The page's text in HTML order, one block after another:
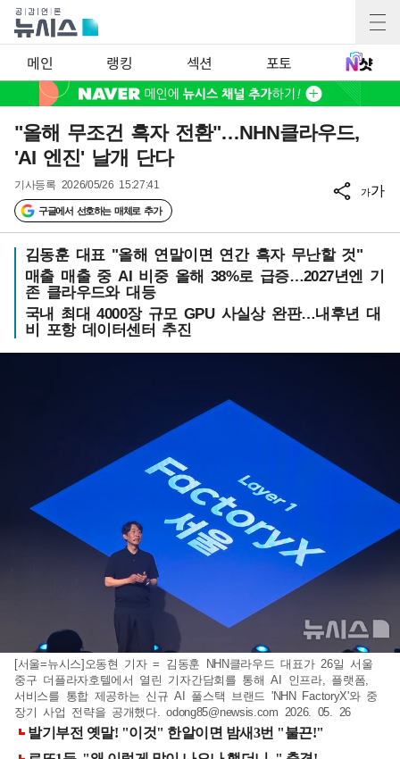
메인 랭킹 섹션 포토
"올해 무조건 흑자 전환"…NHN클라우드,
'AI 엔진' 날개 단다
기사등록 2026/05/26 15:27:41
구글에서 선호하는 매체로 추가
가가
김동훈 대표 "올해 연말이면 연간 흑자 무난할 것"
매출 매출 중 AI 비중 올해 38%로 급증…2027년엔 기
존 클라우드와 대등
국내 최대 4000장 규모 GPU 사실상 완판…내후년 대
비 포항 데이터센터 추진
[서울=뉴시스]오동현 기자 = 김동훈 NHN클라우드 대표가 26일 서울
중구 더플라자호텔에서 열린 기자간담회를 통해 AI 인프라, 플랫폼,
서비스를 통합 제공하는 신규 AI 풀스택 브랜드 'NHN FactoryX'와 중
장기 사업 전략을 공개했다.odong85@newsis.com 2026. 05. 26